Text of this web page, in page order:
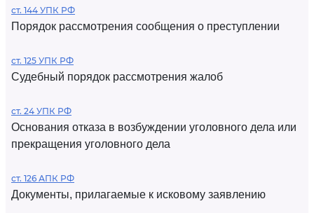
ст. 144 УПК РФ
Порядок рассмотрения сообщения о преступлении
ст. 125 УПК РФ
Судебный порядок рассмотрения жалоб
ст. 24 УПК РФ
Основания отказа в возбуждении уголовного дела или
прекращения уголовного дела
ст. 126 АПК РФ
Документы, прилагаемые к исковому заявлению